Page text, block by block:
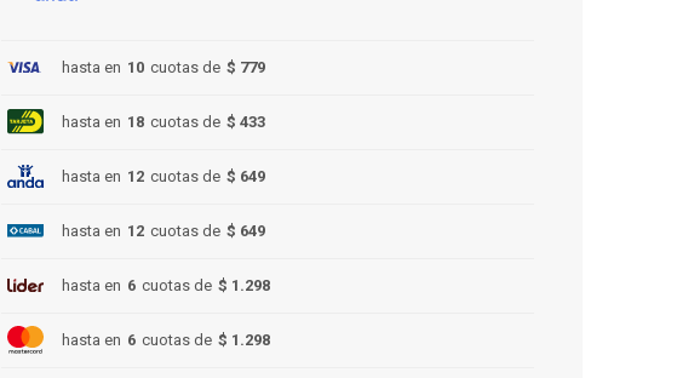
hasta en 10 cuotas de $ 779
hasta en 18 cuotas de $ 433
hasta en 12 cuotas de $ 649
hasta en 12 cuotas de $ 649
hasta en 6 cuotas de $ 1.298
hasta en 6 cuotas de $ 1.298